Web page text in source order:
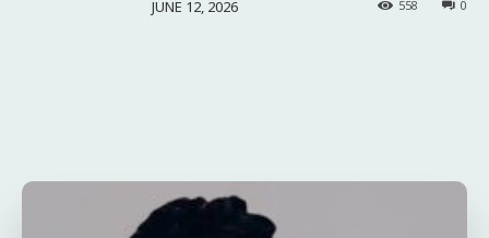
JUNE 12, 2026 0
558